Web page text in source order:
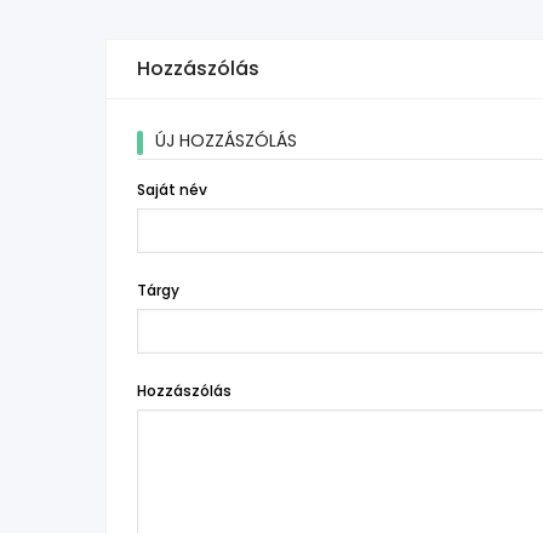
Hozzászólás
ÚJ HOZZÁSZÓLÁS
Saját név
Tárgy
Hozzászólás